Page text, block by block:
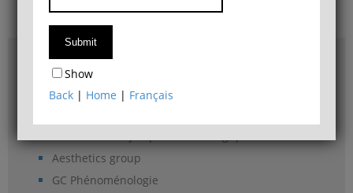
Access & maps
Philosophy Department Library
Aesthetics group
GC Phénoménologie
Show
Back | Home | Français